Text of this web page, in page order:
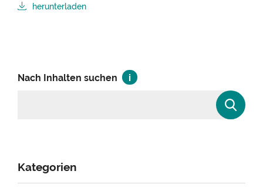
Nach Inhalten suchen
Kategorien
herunterladen